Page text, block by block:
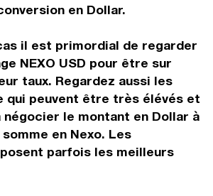
en Dollar.
il est primordial de regarder
NEXO USD pour être sur
taux. Regardez aussi les
qui peuvent être très élévés et
négocier le montant en Dollar à
en Nexo. Les
parfois les meilleurs